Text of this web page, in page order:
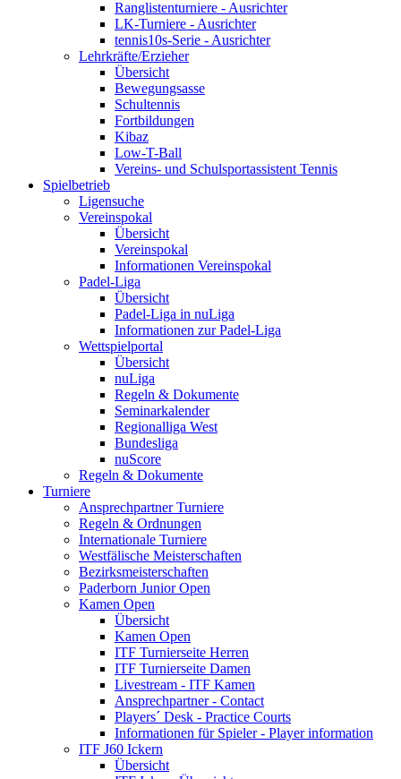
Ranglistenturniere - Ausrichter
LK-Turniere - Ausrichter
tennis10s-Serie - Ausrichter
Lehrkräfte/Erzieher
Übersicht
Bewegungsasse
Schultennis
Fortbildungen
Kibaz
Low-T-Ball
Vereins- und Schulsportassistent Tennis
Spielbetrieb
Ligensuche
Vereinspokal
Übersicht
Vereinspokal
Informationen Vereinspokal
Padel-Liga
Übersicht
Padel-Liga in nuLiga
Informationen zur Padel-Liga
Wettspielportal
Übersicht
nuLiga
Regeln & Dokumente
Seminarkalender
Regionalliga West
Bundesliga
nuScore
Regeln & Dokumente
Turniere
Ansprechpartner Turniere
Regeln & Ordnungen
Internationale Turniere
Westfälische Meisterschaften
Bezirksmeisterschaften
Paderborn Junior Open
Kamen Open
Übersicht
Kamen Open
ITF Turnierseite Herren
ITF Turnierseite Damen
Livestream - ITF Kamen
Ansprechpartner - Contact
Players´ Desk - Practice Courts
Informationen für Spieler - Player information
ITF J60 Ickern
Übersicht